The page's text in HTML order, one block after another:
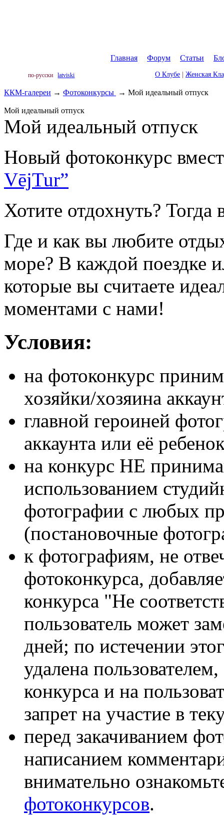
Главная Форум Статьи
по-русски latviski О Клубе Женская
ККМ-галереи → Фотоконкурсы → Мой идеальный отпуск
Мой идеальный отпуск
Мой идеальный отпуск
Новый фотоконкурс
VējTur”
Хотите отдохнуть? Тогда
Где и как вы любите
море? В каждой поездке
которые вы считаете
моментами с нами!
Условия:
на фотоконкурс
хозяйки/хозяина
главной героиней
аккаунта или её
на конкурс НЕ
использованием
фотографии с любых
(постановочные
к фотографиям, не
фотоконкурса,
конкурса "Не
пользователь может
дней; по истечении
удалена
конкурса и на
запрет на участие в
перед закачиванием
написанием
внимательно
фотоконкурсов.